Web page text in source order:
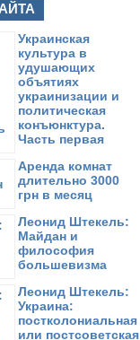
Украинская
культура в
удушающих
объятиях
украинизации и
политическая
конъюнктура.
Часть первая
Аренда комнат
длительно 3000
грн в месяц
Леонид Штекель:
Майдан и
философия
большевизма
Леонид Штекель:
Украина:
постколониальная
или постсоветская